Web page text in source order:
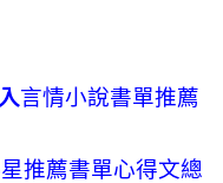
言情小說書單推薦
推薦書單心得文總